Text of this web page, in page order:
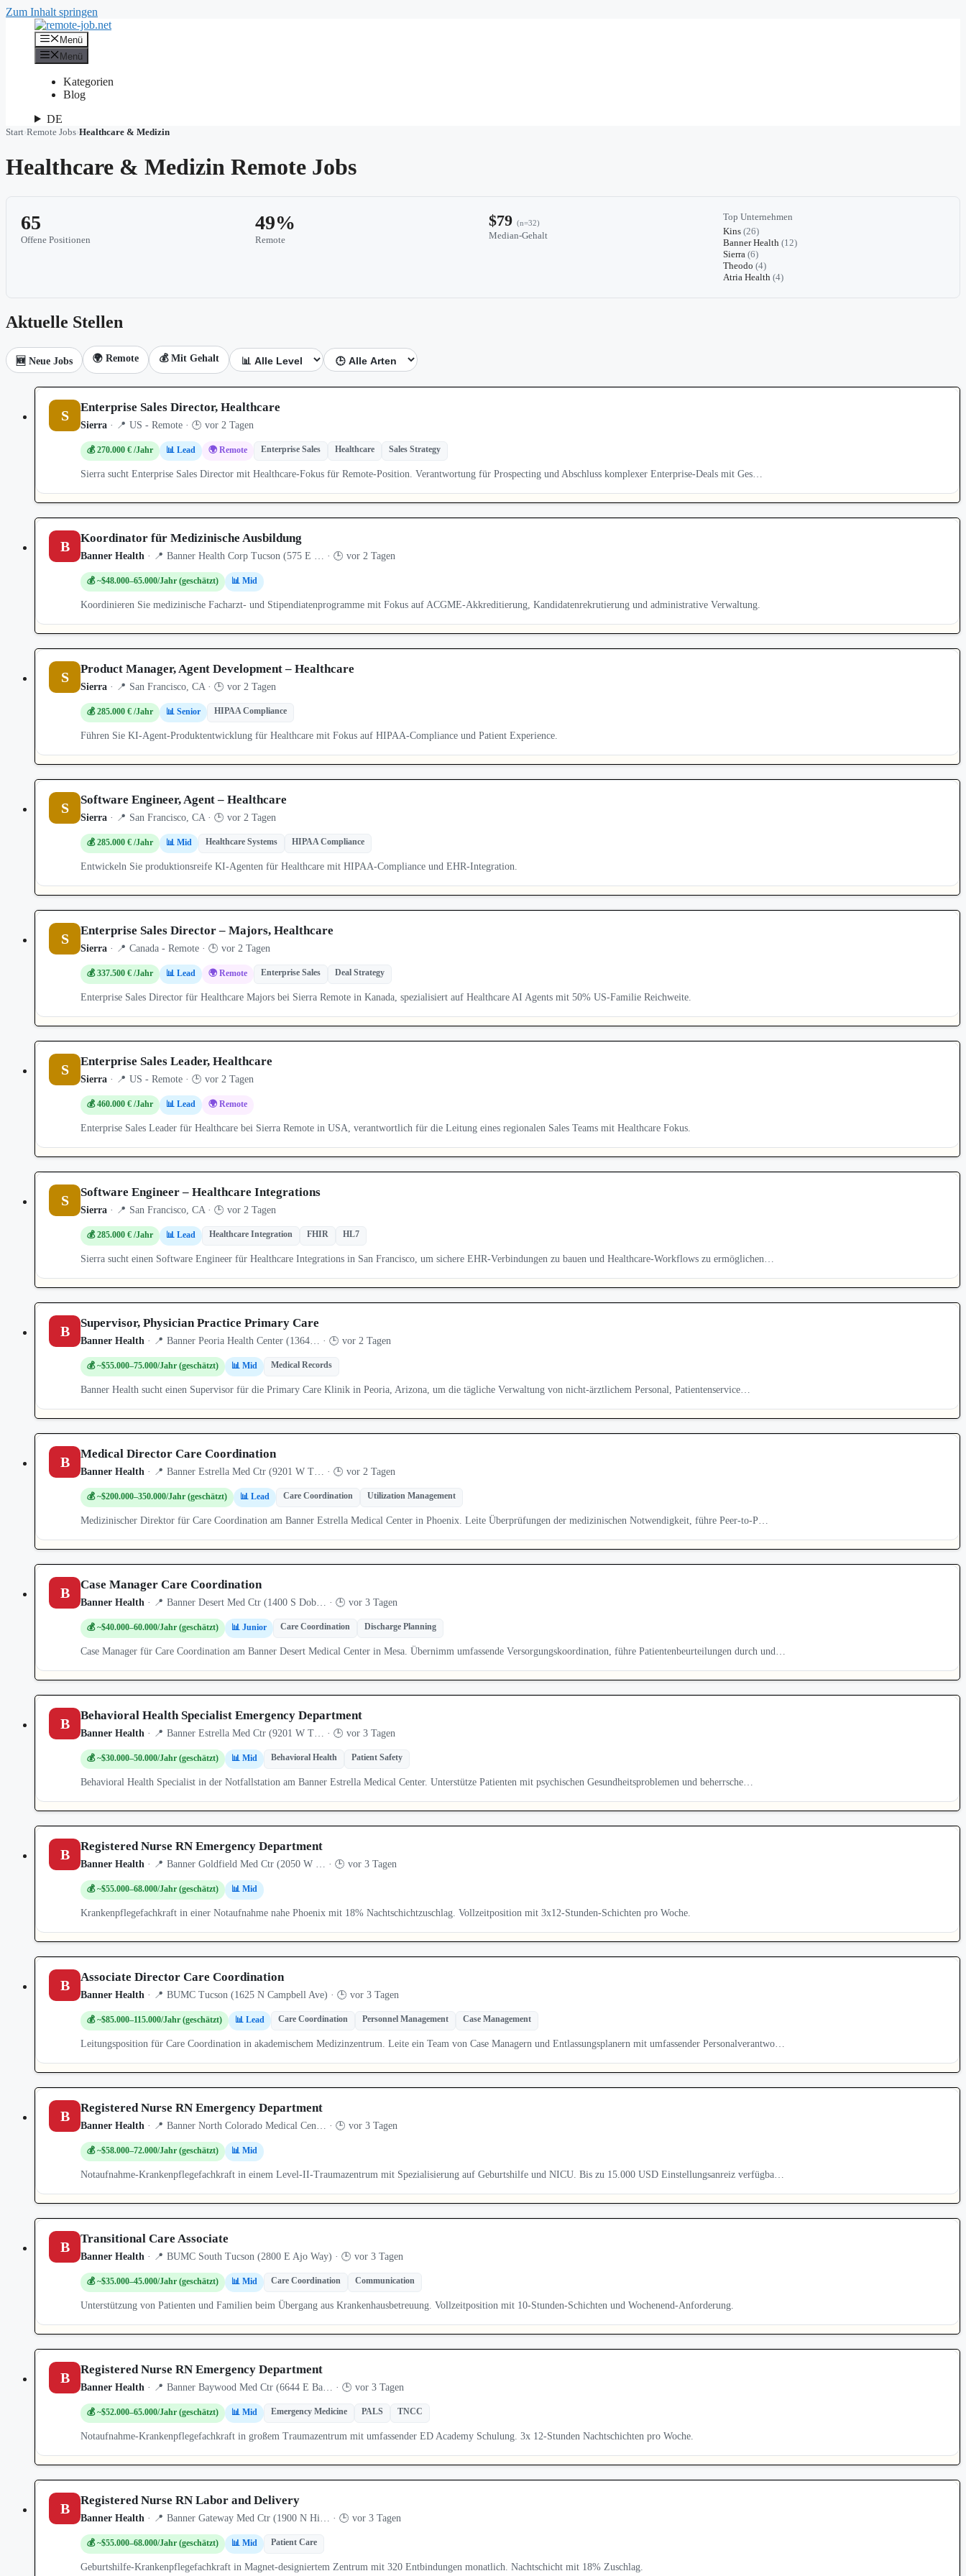
Zum Inhalt springen
Menü
Menü
Kategorien
Blog
DE
Start›Remote Jobs›Healthcare & Medizin
Healthcare & Medizin Remote Jobs
65
Offene Positionen
49%
Remote
$79 (n=32)
Median-Gehalt
Top Unternehmen
Kins (26)
Banner Health (12)
Sierra (6)
Theodo (4)
Atria Health (4)
Aktuelle Stellen
🆕 Neue Jobs 🌍 Remote 💰 Mit Gehalt
S Enterprise Sales Director, Healthcare
Sierra · 📍 US - Remote · 🕒 vor 2 Tagen
💰 270.000 € /Jahr 📊 Lead 🌍 Remote Enterprise Sales Healthcare Sales Strategy
Sierra sucht Enterprise Sales Director mit Healthcare-Fokus für Remote-Position. Verantwortung für Prospecting und Abschluss komplexer Enterprise-Deals mit Ges…
B Koordinator für Medizinische Ausbildung
Banner Health · 📍 Banner Health Corp Tucson (575 E … · 🕒 vor 2 Tagen
💰 ~$48.000–65.000/Jahr (geschätzt) 📊 Mid
Koordinieren Sie medizinische Facharzt- und Stipendiatenprogramme mit Fokus auf ACGME-Akkreditierung, Kandidatenrekrutierung und administrative Verwaltung.
S Product Manager, Agent Development – Healthcare
Sierra · 📍 San Francisco, CA · 🕒 vor 2 Tagen
💰 285.000 € /Jahr 📊 Senior HIPAA Compliance
Führen Sie KI-Agent-Produktentwicklung für Healthcare mit Fokus auf HIPAA-Compliance und Patient Experience.
S Software Engineer, Agent – Healthcare
Sierra · 📍 San Francisco, CA · 🕒 vor 2 Tagen
💰 285.000 € /Jahr 📊 Mid Healthcare Systems HIPAA Compliance
Entwickeln Sie produktionsreife KI-Agenten für Healthcare mit HIPAA-Compliance und EHR-Integration.
S Enterprise Sales Director – Majors, Healthcare
Sierra · 📍 Canada - Remote · 🕒 vor 2 Tagen
💰 337.500 € /Jahr 📊 Lead 🌍 Remote Enterprise Sales Deal Strategy
Enterprise Sales Director für Healthcare Majors bei Sierra Remote in Kanada, spezialisiert auf Healthcare AI Agents mit 50% US-Familie Reichweite.
S Enterprise Sales Leader, Healthcare
Sierra · 📍 US - Remote · 🕒 vor 2 Tagen
💰 460.000 € /Jahr 📊 Lead 🌍 Remote
Enterprise Sales Leader für Healthcare bei Sierra Remote in USA, verantwortlich für die Leitung eines regionalen Sales Teams mit Healthcare Fokus.
S Software Engineer – Healthcare Integrations
Sierra · 📍 San Francisco, CA · 🕒 vor 2 Tagen
💰 285.000 € /Jahr 📊 Lead Healthcare Integration FHIR HL7
Sierra sucht einen Software Engineer für Healthcare Integrations in San Francisco, um sichere EHR-Verbindungen zu bauen und Healthcare-Workflows zu ermöglichen…
B Supervisor, Physician Practice Primary Care
Banner Health · 📍 Banner Peoria Health Center (1364… · 🕒 vor 2 Tagen
💰 ~$55.000–75.000/Jahr (geschätzt) 📊 Mid Medical Records
Banner Health sucht einen Supervisor für die Primary Care Klinik in Peoria, Arizona, um die tägliche Verwaltung von nicht-ärztlichem Personal, Patientenservice…
B Medical Director Care Coordination
Banner Health · 📍 Banner Estrella Med Ctr (9201 W T… · 🕒 vor 2 Tagen
💰 ~$200.000–350.000/Jahr (geschätzt) 📊 Lead Care Coordination Utilization Management
Medizinischer Direktor für Care Coordination am Banner Estrella Medical Center in Phoenix. Leite Überprüfungen der medizinischen Notwendigkeit, führe Peer-to-P…
B Case Manager Care Coordination
Banner Health · 📍 Banner Desert Med Ctr (1400 S Dob… · 🕒 vor 3 Tagen
💰 ~$40.000–60.000/Jahr (geschätzt) 📊 Junior Care Coordination Discharge Planning
Case Manager für Care Coordination am Banner Desert Medical Center in Mesa. Übernimm umfassende Versorgungskoordination, führe Patientenbeurteilungen durch und…
B Behavioral Health Specialist Emergency Department
Banner Health · 📍 Banner Estrella Med Ctr (9201 W T… · 🕒 vor 3 Tagen
💰 ~$30.000–50.000/Jahr (geschätzt) 📊 Mid Behavioral Health Patient Safety
Behavioral Health Specialist in der Notfallstation am Banner Estrella Medical Center. Unterstütze Patienten mit psychischen Gesundheitsproblemen und beherrsche…
B Registered Nurse RN Emergency Department
Banner Health · 📍 Banner Goldfield Med Ctr (2050 W … · 🕒 vor 3 Tagen
💰 ~$55.000–68.000/Jahr (geschätzt) 📊 Mid
Krankenpflegefachkraft in einer Notaufnahme nahe Phoenix mit 18% Nachtschichtzuschlag. Vollzeitposition mit 3x12-Stunden-Schichten pro Woche.
B Associate Director Care Coordination
Banner Health · 📍 BUMC Tucson (1625 N Campbell Ave) · 🕒 vor 3 Tagen
💰 ~$85.000–115.000/Jahr (geschätzt) 📊 Lead Care Coordination Personnel Management Case Management
Leitungsposition für Care Coordination in akademischem Medizinzentrum. Leite ein Team von Case Managern und Entlassungsplanern mit umfassender Personalverantwo…
B Registered Nurse RN Emergency Department
Banner Health · 📍 Banner North Colorado Medical Cen… · 🕒 vor 3 Tagen
💰 ~$58.000–72.000/Jahr (geschätzt) 📊 Mid
Notaufnahme-Krankenpflegefachkraft in einem Level-II-Traumazentrum mit Spezialisierung auf Geburtshilfe und NICU. Bis zu 15.000 USD Einstellungsanreiz verfügba…
B Transitional Care Associate
Banner Health · 📍 BUMC South Tucson (2800 E Ajo Way) · 🕒 vor 3 Tagen
💰 ~$35.000–45.000/Jahr (geschätzt) 📊 Mid Care Coordination Communication
Unterstützung von Patienten und Familien beim Übergang aus Krankenhausbetreuung. Vollzeitposition mit 10-Stunden-Schichten und Wochenend-Anforderung.
B Registered Nurse RN Emergency Department
Banner Health · 📍 Banner Baywood Med Ctr (6644 E Ba… · 🕒 vor 3 Tagen
💰 ~$52.000–65.000/Jahr (geschätzt) 📊 Mid Emergency Medicine PALS TNCC
Notaufnahme-Krankenpflegefachkraft in großem Traumazentrum mit umfassender ED Academy Schulung. 3x 12-Stunden Nachtschichten pro Woche.
B Registered Nurse RN Labor and Delivery
Banner Health · 📍 Banner Gateway Med Ctr (1900 N Hi… · 🕒 vor 3 Tagen
💰 ~$55.000–68.000/Jahr (geschätzt) 📊 Mid Patient Care
Geburtshilfe-Krankenpflegefachkraft in Magnet-designiertem Zentrum mit 320 Entbindungen monatlich. Nachtschicht mit 18% Zuschlag.